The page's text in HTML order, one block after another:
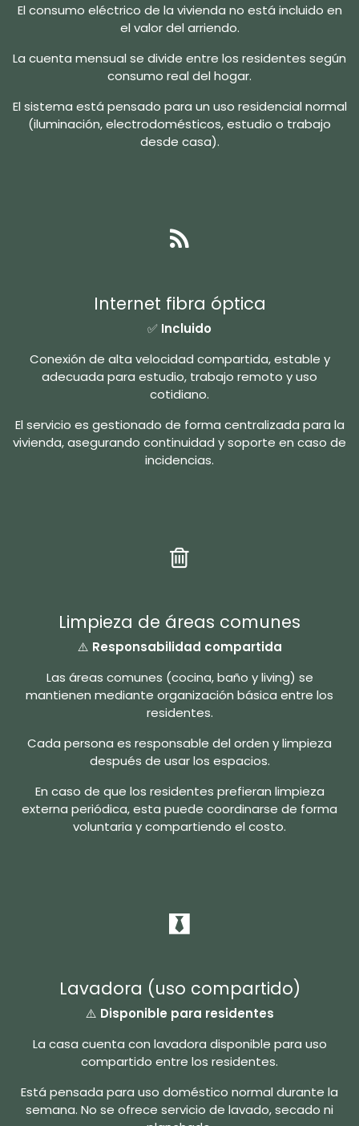
El consumo eléctrico de la vivienda no está incluido en
el valor del arriendo.
La cuenta mensual se divide entre los residentes según
consumo real del hogar.
El sistema está pensado para un uso residencial normal
(iluminación, electrodomésticos, estudio o trabajo
desde casa).
Internet fibra óptica
✅ Incluido
Conexión de alta velocidad compartida, estable y
adecuada para estudio, trabajo remoto y uso
cotidiano.
El servicio es gestionado de forma centralizada para la
vivienda, asegurando continuidad y soporte en caso de
incidencias.
Limpieza de áreas comunes
⚠️ Responsabilidad compartida
Las áreas comunes (cocina, baño y living) se
mantienen mediante organización básica entre los
residentes.
Cada persona es responsable del orden y limpieza
después de usar los espacios.
En caso de que los residentes prefieran limpieza
externa periódica, esta puede coordinarse de forma
voluntaria y compartiendo el costo.
Lavadora (uso compartido)
⚠️ Disponible para residentes
La casa cuenta con lavadora disponible para uso
compartido entre los residentes.
Está pensada para uso doméstico normal durante la
semana. No se ofrece servicio de lavado, secado ni